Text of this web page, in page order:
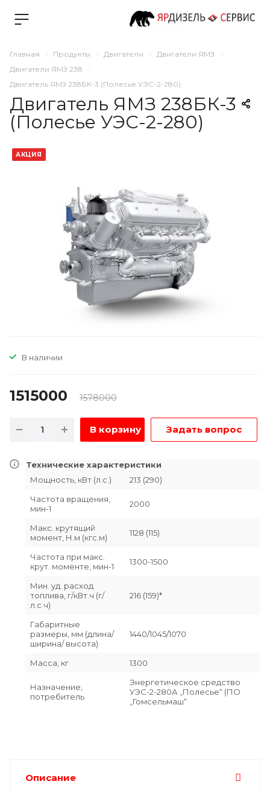
Главная Продукты Двигатели
Двигатели ЯМЗ
Двигатели ЯМЗ 238
Двигатель ЯМЗ 238БК-3 (Полесье УЭС-2-280)
Двигатель ЯМЗ 238БК-3
(Полесье УЭС-2-280)
АКЦИЯ
В наличии
1515000 1578000
В корзину Задать вопрос
Технические характеристики
Мощность, кВт (л.с.)
213 (290)
Частота вращения,
мин-1
2000
Макс. крутящий
момент, Н.м (кгс.м)
1128 (115)
Частота при макс.
крут. моменте, мин-1
1300-1500
Мин. уд. расход
топлива, г/кВт.ч (г/
л.с.ч)
216 (159)*
Габаритные
размеры, мм (длина/
ширина/ высота)
1440/1045/1070
Масса, кг 1300
Назначение,
потребитель
Энергетическое средство
УЭС-2-280А „Полесье“ (ПО
„Гомсельмаш“
Описание